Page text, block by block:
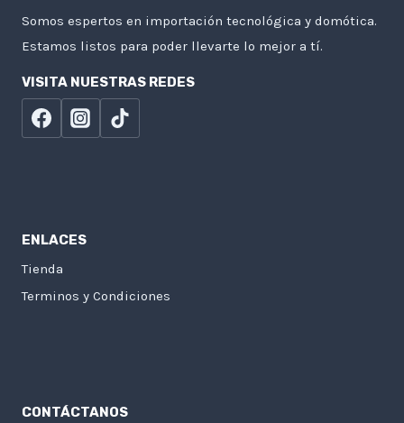
Somos espertos en importación tecnológica y domótica.
Estamos listos para poder llevarte lo mejor a tí.
VISITA NUESTRAS REDES
ENLACES
Tienda
Terminos y Condiciones
CONTÁCTANOS